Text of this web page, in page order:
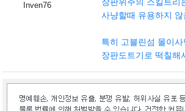
Inven76
사냥할때 유용하지 않
특히 고블린섬 몰이사
장판도트기로 떡칠해